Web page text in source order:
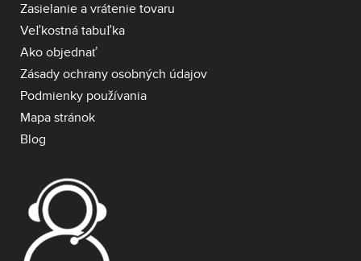
Zasielanie a vrátenie tovaru
Veľkostná tabuľka
Ako objednať
Zásady ochrany osobných údajov
Podmienky používania
Mapa stránok
Blog